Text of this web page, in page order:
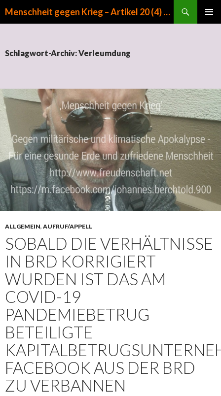
Menschheit gegen Krieg – Artikel 20 (4) GG
Schlagwort-Archiv: Verleumdung
ALLGEMEIN, AUFRUF/APPELL
SOBALD DIE VERHÄLTNISSE
IN BRD KORRIGIERT
WURDEN IST DAS AM
COVID-19
PANDEMIEBETRUG
BETEILIGTE
FACEBOOK AUS DER BRD
ZU VERBANNEN